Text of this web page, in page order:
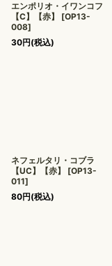
エンポリオ・イワンコフ
【C】【赤】
[OP13-
008]
30円(税込)
ネフェルタリ・コブラ
【UC】【赤】
[OP13-
011]
80円(税込)